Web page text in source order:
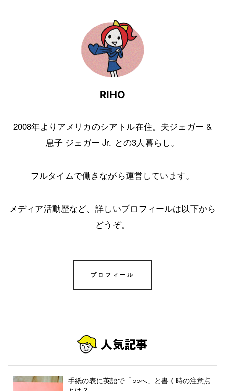
RIHO
2008年よりアメリカのシアトル在住。夫ジェガー &
息子 ジェガー Jr. との3人暮らし。
フルタイムで働きながら運営しています。
メディア活動歴など、詳しいプロフィールは以下から
どうぞ。
プロフィール
手紙の表に英語で「○○へ」と書く時の注意点